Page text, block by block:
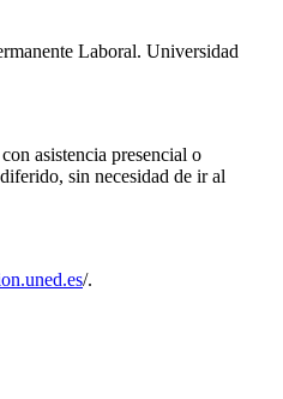
Laboral. Universidad
asistencia presencial o
sin necesidad de ir al
/.